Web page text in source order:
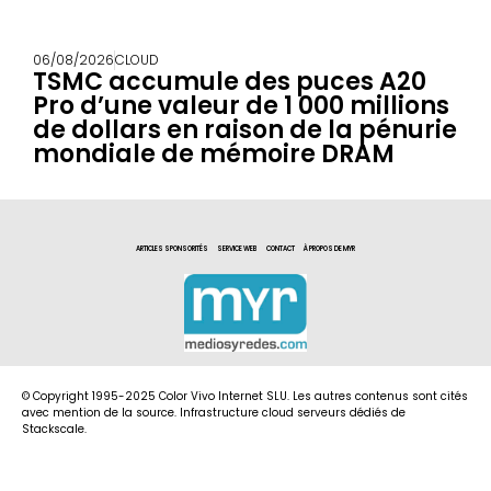
06/08/2026CLOUD
TSMC accumule des puces A20
Pro d’une valeur de 1 000 millions
de dollars en raison de la pénurie
mondiale de mémoire DRAM
ARTICLES SPONSORITÉS SERVICE WEB CONTACT À PROPOS DE MYR
© Copyright 1995-2025 Color Vivo Internet SLU. Les autres contenus sont cités
avec mention de la source. Infrastructure cloud serveurs dédiés de
Stackscale.